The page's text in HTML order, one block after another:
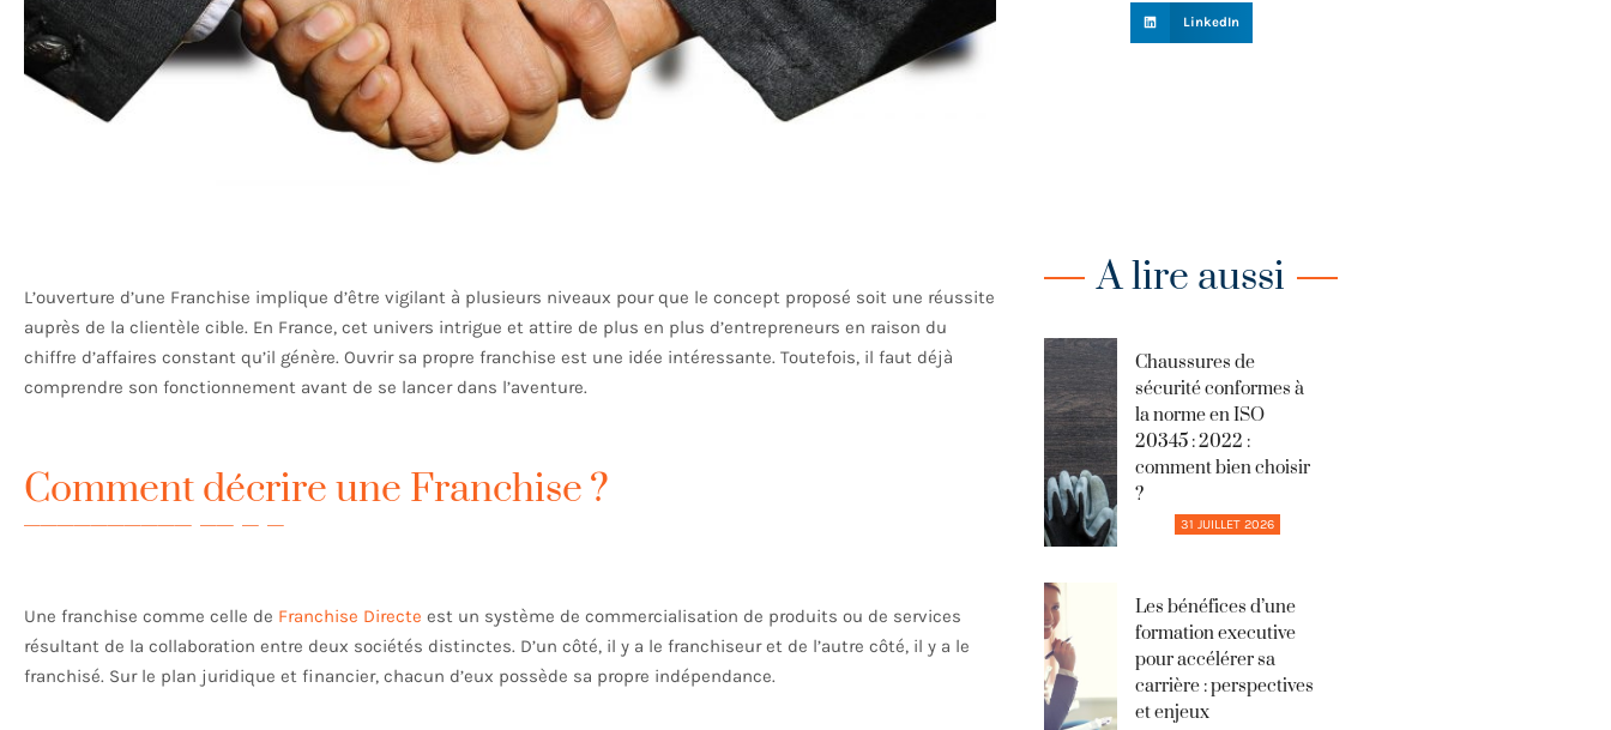
L’ouverture d’une Franchise implique d’être vigilant à plusieurs niveaux pour que le concept proposé soit une réussite
auprès de la clientèle cible. En France, cet univers intrigue et attire de plus en plus d’entrepreneurs en raison du
chiffre d’affaires constant qu’il génère. Ouvrir sa propre franchise est une idée intéressante. Toutefois, il faut déjà
comprendre son fonctionnement avant de se lancer dans l’aventure.
Comment décrire une Franchise ?
Une franchise comme celle de Franchise Directe est un système de commercialisation de produits ou de services
résultant de la collaboration entre deux sociétés distinctes. D’un côté, il y a le franchiseur et de l’autre côté, il y a le
franchisé. Sur le plan juridique et financier, chacun d’eux possède sa propre indépendance.
LinkedIn
A lire aussi
Chaussures de
sécurité conformes à
la norme en ISO
20345 : 2022 :
comment bien choisir
?
31 JUILLET 2026
Les bénéfices d’une
formation executive
pour accélérer sa
carrière : perspectives
et enjeux